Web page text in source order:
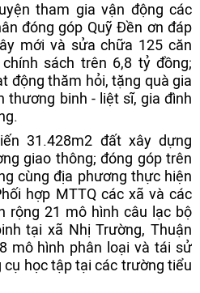
tham gia vận động các
đóng góp Quỹ Đền ơn đáp
mới và sửa chữa 125 căn
sách trên 6,8 tỷ đồng;
động thăm hỏi, tặng quà gia
thương binh - liệt sĩ, gia đình
31.428m2 đất xây dựng
giao thông; đóng góp trên
cùng địa phương thực hiện
hợp MTTQ các xã và các
rộng 21 mô hình câu lạc bộ
tại xã Nhị Trường, Thuận
mô hình phân loại và tái sử
học tập tại các trường tiểu